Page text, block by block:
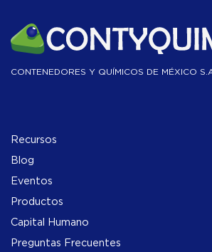
CONTENEDORES Y QUÍMICOS DE MÉXICO
Recursos
Blog
Eventos
Productos
Capital Humano
Preguntas Frecuentes